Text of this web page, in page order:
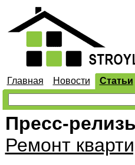
Главная Новости Статьи
Пресс-
Ремонт